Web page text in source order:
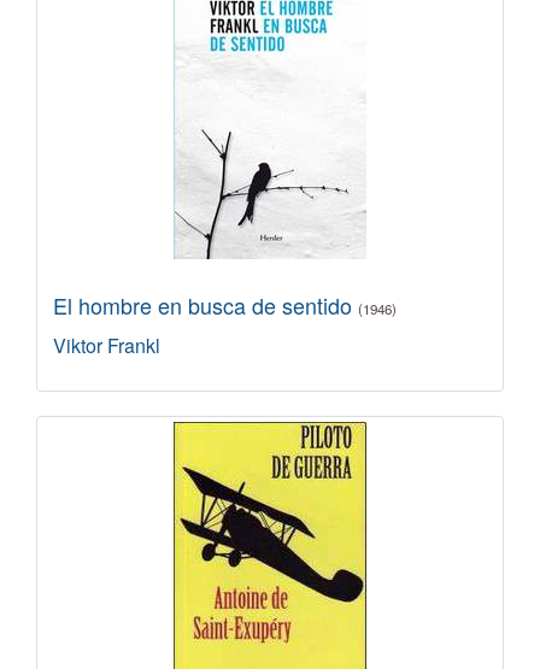
El hombre en busca de sentido (1946)
Viktor Frankl